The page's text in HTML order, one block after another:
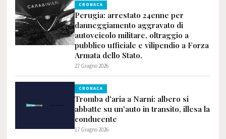
CRONACA
Perugia: arrestato 24enne per
danneggiamento aggravato di
autoveicolo militare, oltraggio a
pubblico ufficiale e vilipendio a Forza
Armata dello Stato.
27 Giugno 2026
CRONACA
Tromba d'aria a Narni: albero si
abbatte su un'auto in transito, illesa la
conducente
17 Giugno 2026